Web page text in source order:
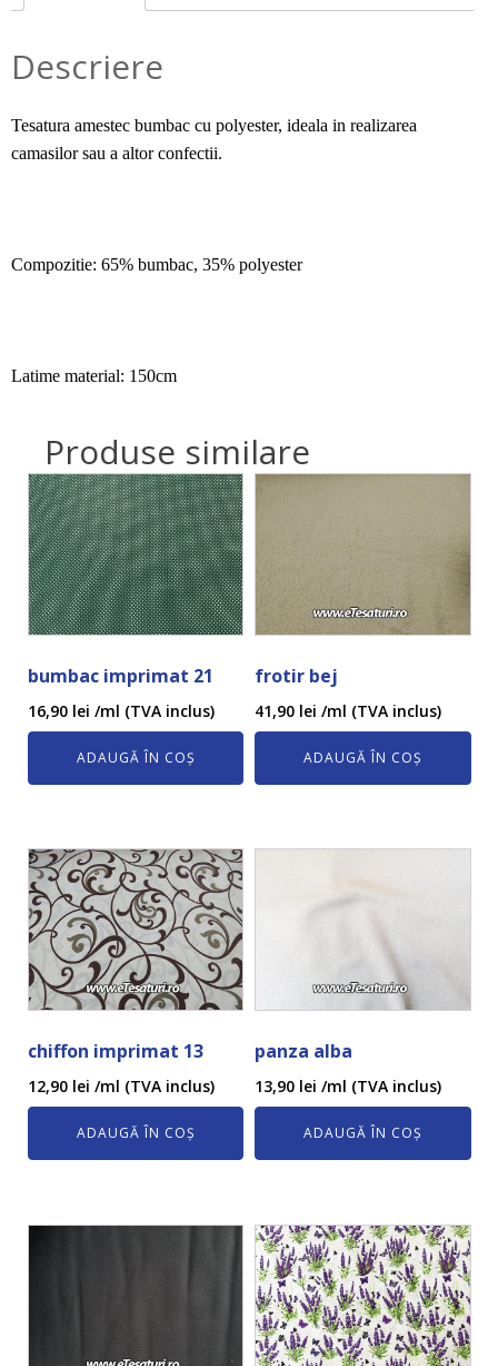
Descriere
Tesatura amestec bumbac cu polyester, ideala in realizarea
camasilor sau a altor confectii.
Compozitie: 65% bumbac, 35% polyester
Latime material: 150cm
Produse similare
bumbac imprimat 21
16,90 lei /ml (TVA inclus)
ADAUGĂ ÎN COȘ
frotir bej
41,90 lei /ml (TVA inclus)
ADAUGĂ ÎN COȘ
chiffon imprimat 13
12,90 lei /ml (TVA inclus)
ADAUGĂ ÎN COȘ
panza alba
13,90 lei /ml (TVA inclus)
ADAUGĂ ÎN COȘ